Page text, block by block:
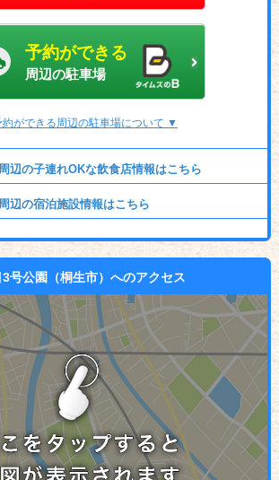
予約ができる
周辺の駐車場
ができる周辺の駐車場について ▼
周辺の子連れOKな飲食店情報はこちら
周辺の宿泊施設情報はこちら
号公園（桐生市）へのアクセス